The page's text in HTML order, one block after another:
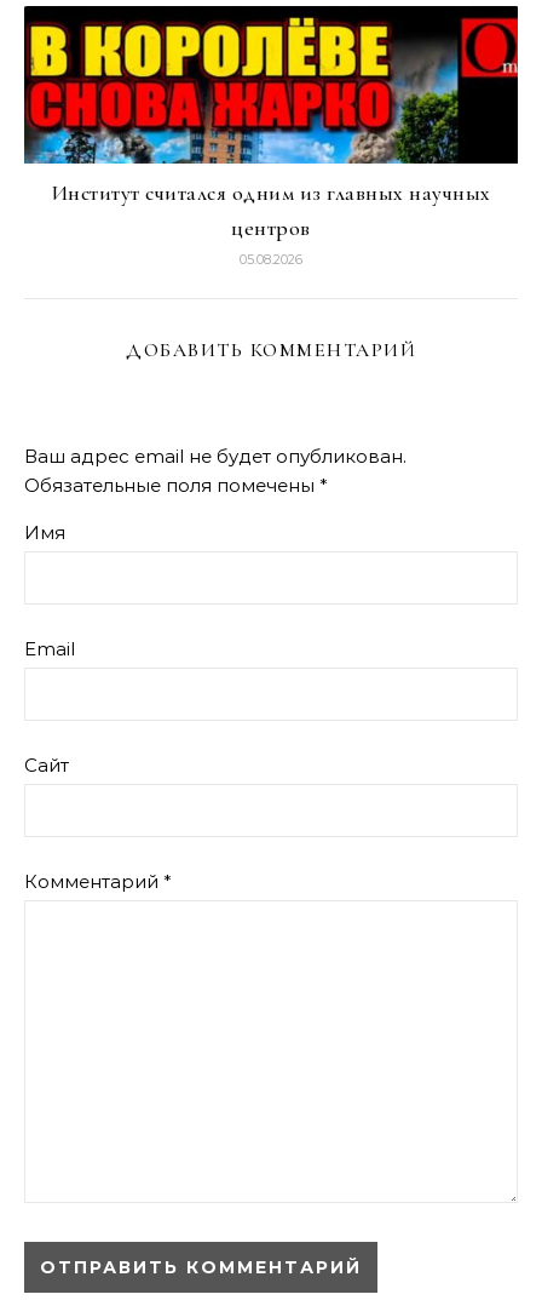
Институт считался одним из главных научных
центров
05.08.2026
ДОБАВИТЬ КОММЕНТАРИЙ
Ваш адрес email не будет опубликован.
Обязательные поля помечены *
Имя
Email
Сайт
Комментарий *